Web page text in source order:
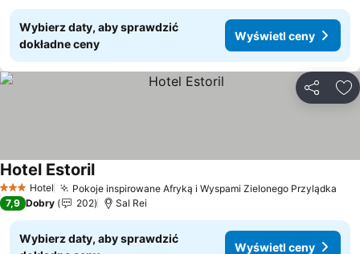
Wybierz daty, aby sprawdzić
dokładne ceny
Wyświetl ceny
3 Kategoria
Hotel Pokoje inspirowane Afryką i Wyspami Zielonego Przylądka
Hotel EstorilWyświetl ceny
7,9 Dobry 202 Sal Rei
Wybierz daty, aby sprawdzić
Wyświetl ceny